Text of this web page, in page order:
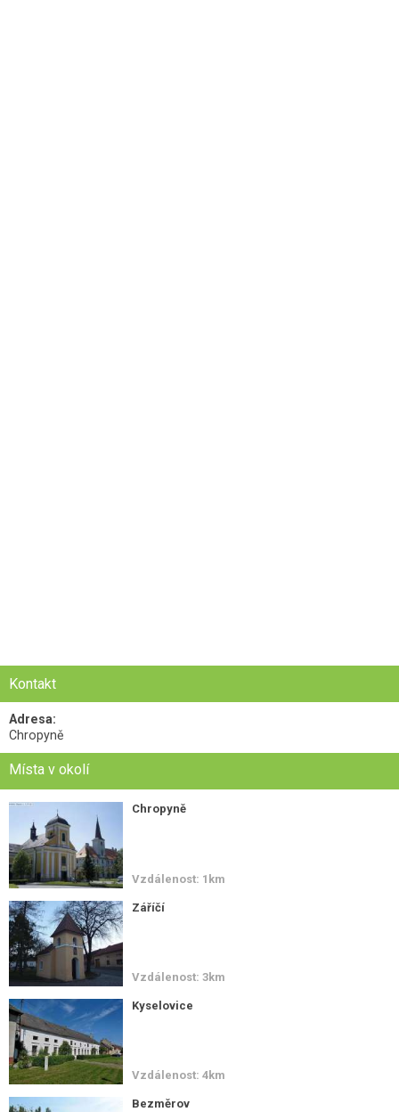
Kontakt
Adresa:
Chropyně
Místa v okolí
Chropyně
Vzdálenost: 1km
Záříčí
Vzdálenost: 3km
Kyselovice
Vzdálenost: 4km
Bezměrov